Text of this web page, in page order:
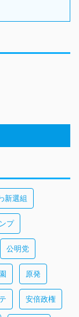
新選組
プ
公明党
原発
安倍政権